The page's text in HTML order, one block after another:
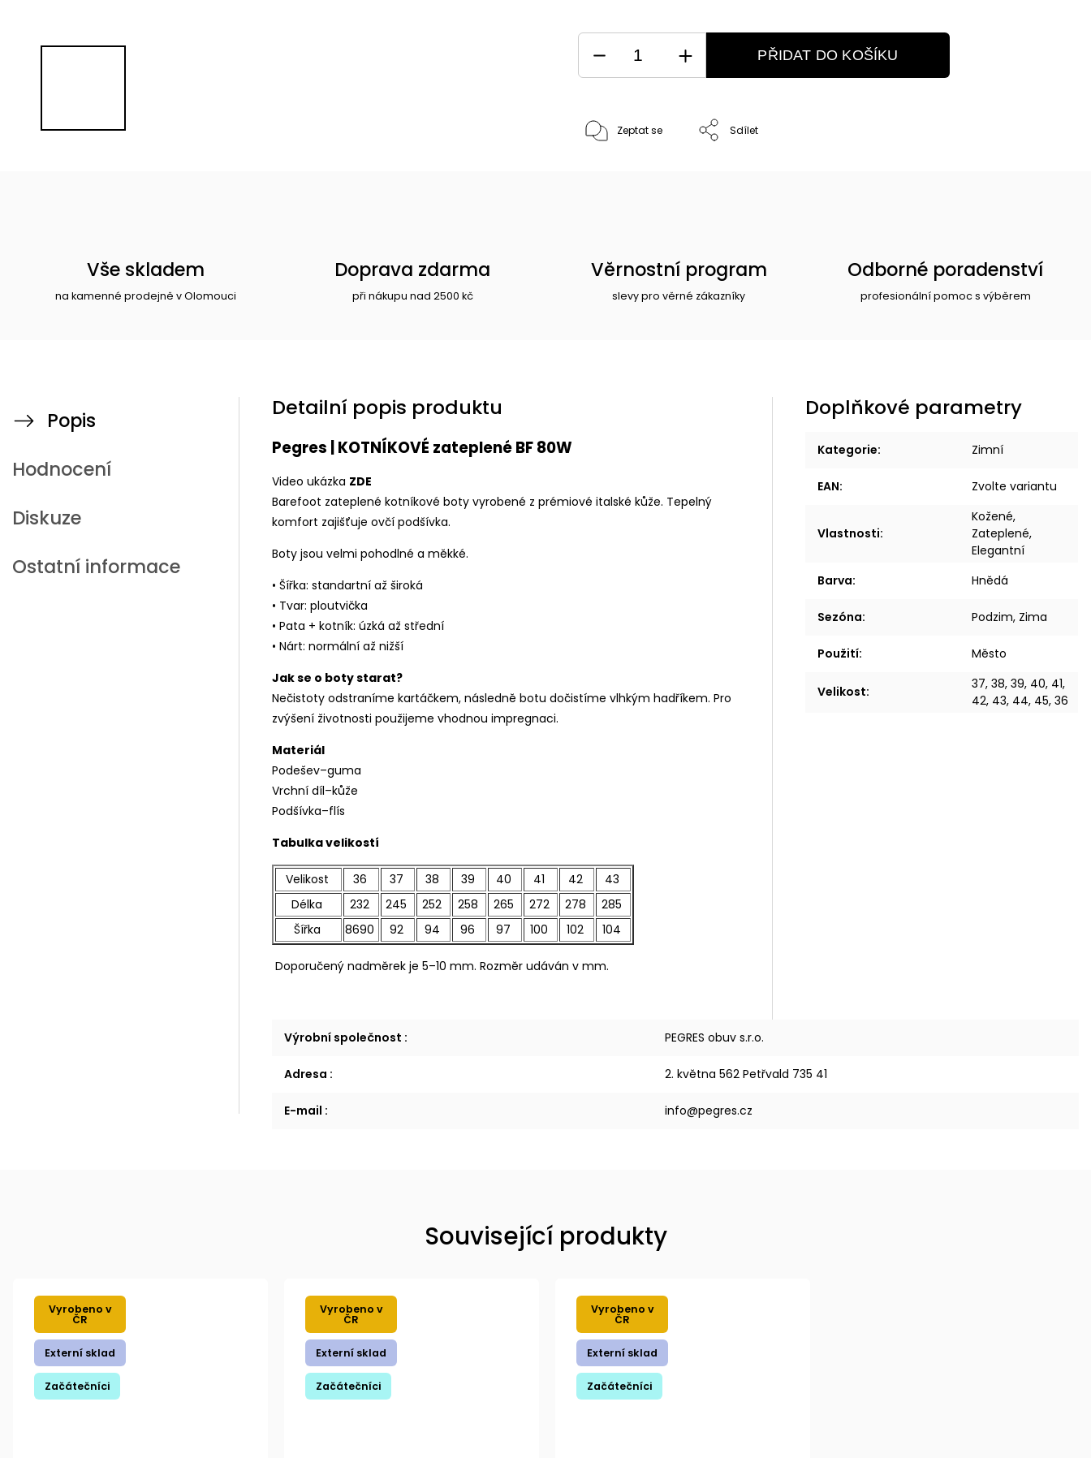
PŘIDAT DO KOŠÍKU
Zeptat se Sdílet
Vše skladem
na kamenné prodejně v Olomouci
Doprava zdarma
při nákupu nad 2500 kč
Věrnostní program
slevy pro věrné zákazníky
Odborné poradenství
profesionální pomoc s výběrem
Popis
Hodnocení
Diskuze
Ostatní informace
Detailní popis produktu
Pegres | KOTNÍKOVÉ zateplené BF 80W
Video ukázka ZDE
Barefoot zateplené kotníkové boty vyrobené z prémiové italské kůže. Tepelný
komfort zajišťuje ovčí podšívka.
Boty jsou velmi pohodlné a měkké.
• Šířka: standartní až široká
• Tvar: ploutvička
• Pata + kotník: úzká až střední
• Nárt: normální až nižší
Jak se o boty starat?
Nečistoty odstraníme kartáčkem, následně botu dočistíme vlhkým hadříkem. Pro
zvýšení životnosti použijeme vhodnou impregnaci.
Materiál
Podešev–guma
Vrchní díl–kůže
Podšívka–flís
Tabulka velikostí
Velikost 36 37 38 39 40 41 42
43
Délka
232 245 252 258 265 272 278
285
Šířka
8690 92 94 96 97 100 102 104
Doporučený nadměrek je 5–10 mm. Rozměr udáván v mm.
Doplňkové parametry
Kategorie: Zimní
EAN: Zvolte variantu
Vlastnosti:
Kožené,
Zateplené,
Elegantní
Barva: Hnědá
Sezóna: Podzim, Zima
Použití: Město
Velikost:
37, 38, 39, 40, 41,
42, 43, 44, 45, 36
Výrobní společnost : PEGRES obuv s.r.o.
Adresa : 2. května 562 Petřvald 735 41
E-mail : info@pegres.cz
Související produkty
Vyrobeno v
ČR
Externí sklad
Začátečníci
Vyrobeno v
ČR
Externí sklad
Začátečníci
Vyrobeno v
ČR
Externí sklad
Začátečníci